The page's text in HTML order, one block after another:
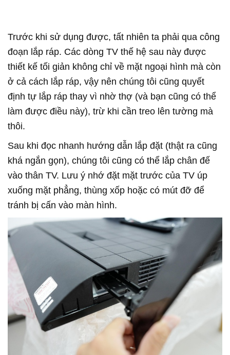
Trước khi sử dụng được, tất nhiên ta phải qua công
đoạn lắp ráp. Các dòng TV thế hệ sau này được
thiết kế tối giản không chỉ về mặt ngoại hình mà còn
ở cả cách lắp ráp, vậy nên chúng tôi cũng quyết
định tự lắp ráp thay vì nhờ thợ (và bạn cũng có thể
làm được điều này), trừ khi cần treo lên tường mà
thôi.
Sau khi đọc nhanh hướng dẫn lắp đặt (thật ra cũng
khá ngắn gọn), chúng tôi cũng có thể lắp chân đế
vào thân TV. Lưu ý nhớ đặt mặt trước của TV úp
xuống mặt phẳng, thùng xốp hoặc có mút đỡ để
tránh bị cấn vào màn hình.